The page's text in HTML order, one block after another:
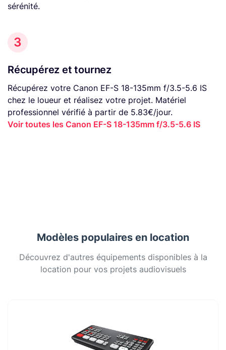
sérénité.
3
Récupérez et tournez
Récupérez votre Canon EF-S 18-135mm f/3.5-5.6 IS
chez le loueur et réalisez votre projet. Matériel
professionnel vérifié à partir de 5.83€/jour.
Voir toutes les Canon EF-S 18-135mm f/3.5-5.6 IS
Modèles populaires en location
Découvrez d'autres équipements disponibles à la
location pour vos projets audiovisuels